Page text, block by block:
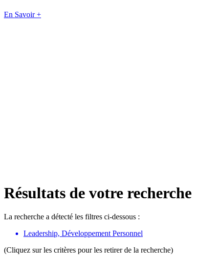
En Savoir +
Résultats de votre recherche
La recherche a détecté les filtres ci-dessous :
Leadership, Développement Personnel
(Cliquez sur les critères pour les retirer de la recherche)